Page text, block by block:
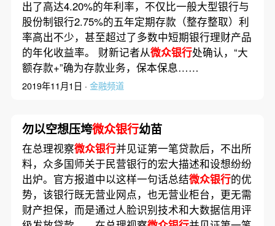
出了高达4.20%的年利率，不仅比一般大型银行与
股份制银行2.75%的五年定期存款（整存整取）利
率高出不少，甚至超过了多数中短期银行理财产品
的年化收益率。 财新记者从微众银行处确认，“大
额存款+”确为存款业务，保本保息……
2019年11月1日 · 金融频道
勿以空想压垮微众银行幼苗
在总理视察微众银行并见证第一笔贷款后，不出所
料，众多国师关于民营银行的宏大描述和设想纷纷
出炉。官方报道中以这样一句话总结微众银行的优
势，该银行既无营业网点，也无营业柜台，更无需
财产担保，而是通过人脸识别技术和大数据信用评